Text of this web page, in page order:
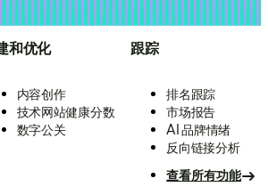
和优化
内容创作
技术网站健康分数
数字公关
跟踪
排名跟踪
市场报告
AI 品牌情绪
反向链接分析
查看所有功能